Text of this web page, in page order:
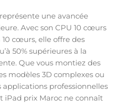
représente une avancée
Avec son CPU 10 cœurs
10 cœurs, elle offre des
50% supérieures à la
Que vous montiez des
modèles 3D complexes ou
professionnelles
iPad prix Maroc ne connaît